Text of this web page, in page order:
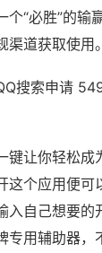
个“必胜”的输
道获取使用。
搜索申请
键让你轻松成
这个应用便可
入自己想要的
专用辅助器，